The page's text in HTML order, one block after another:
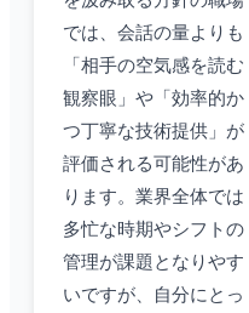
では、会話の量よりも
「相手の空気感を読む
観察眼」や「効率的か
つ丁寧な技術提供」が
評価される可能性があ
ります。業界全体では
多忙な時期やシフトの
管理が課題となりやす
いですが、自分にとっ